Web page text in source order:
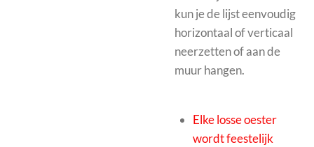
kun je de lijst eenvoudig
horizontaal of verticaal
neerzetten of aan de
muur hangen.
Elke losse oester
wordt feestelijk